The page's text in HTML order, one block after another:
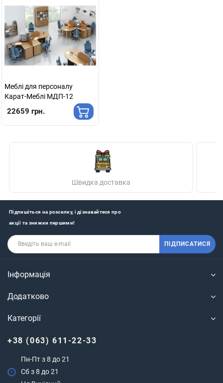
Меблі для персоналу
Карат-Меблі МДП-12
22659 грн.
Швидка доставка
Підпишіться на розсилку, і дізнавайтеся про
акції та знижки першими!
ПІДПИСАТИСЯ
Інформація
Додатково
Категорії
+38 (063) 611-22-33
Пн-Пт з 8 до 21
Сб з 8 до 21